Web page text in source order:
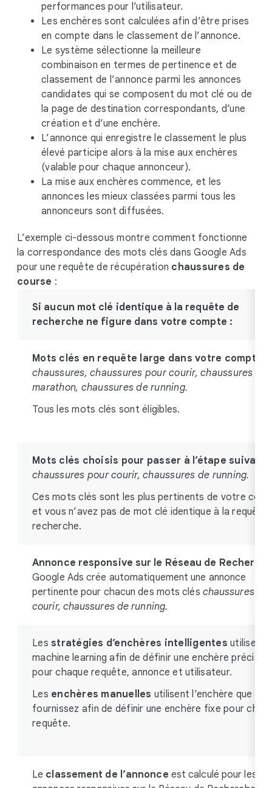
performances pour l’utilisateur.
Les enchères sont calculées afin d’être prises
en compte dans le classement de l’annonce.
Le système sélectionne la meilleure
combinaison en termes de pertinence et de
classement de l’annonce parmi les annonces
candidates qui se composent du mot clé ou de
la page de destination correspondants, d’une
création et d’une enchère.
L’annonce qui enregistre le classement le plus
élevé participe alors à la mise aux enchères
(valable pour chaque annonceur).
La mise aux enchères commence, et les
annonces les mieux classées parmi tous les
annonceurs sont diffusées.
L’exemple ci-dessous montre comment fonctionne
la correspondance des mots clés dans Google Ads
pour une requête de récupération chaussures de
course :
Si aucun mot clé identique à la requête de
recherche ne figure dans votre compte :
Mots clés en requête large dans votre compte
chaussures, chaussures pour courir, chaussures de
marathon, chaussures de running.
Tous les mots clés sont éligibles.
Mots clés choisis pour passer à l’étape
chaussures pour courir, chaussures de running.
Ces mots clés sont les plus pertinents de votre
et vous n’avez pas de mot clé identique à la requête
recherche.
Annonce responsive sur le Réseau de
Google Ads crée automatiquement une annonce
pertinente pour chacun des mots clés chaussures
courir, chaussures de running.
Les stratégies d’enchères intelligentes utilisent
machine learning afin de définir une enchère précise
pour chaque requête, annonce et utilisateur.
Les enchères manuelles utilisent l’enchère que
fournissez afin de définir une enchère fixe pour
requête.
Le classement de l’annonce est calculé pour les